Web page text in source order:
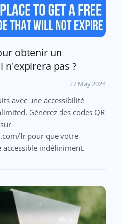
obtenir un
n'expirera pas ?
27 May 2024
avec une accessibilité
Générez des codes QR
fr pour que votre
indéfiniment.